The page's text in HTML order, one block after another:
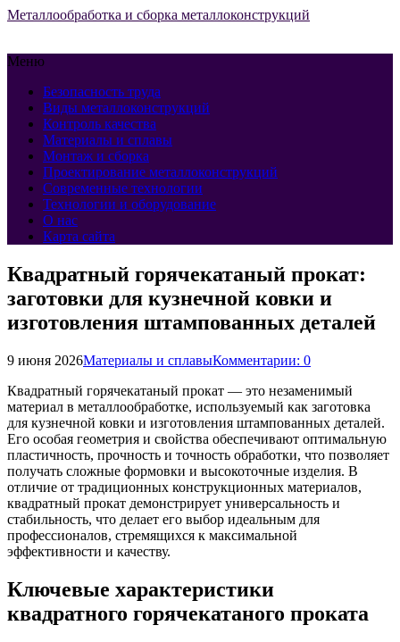
Металлообработка и сборка металлоконструкций
Меню
Безопасность труда
Виды металлоконструкций
Контроль качества
Материалы и сплавы
Монтаж и сборка
Проектирование металлоконструкций
Современные технологии
Технологии и оборудование
О нас
Карта сайта
Квадратный горячекатаный прокат:
заготовки для кузнечной ковки и
изготовления штампованных деталей
9 июня 2026Материалы и сплавыКомментарии: 0
Квадратный горячекатаный прокат — это незаменимый
материал в металлообработке, используемый как заготовка
для кузнечной ковки и изготовления штампованных деталей.
Его особая геометрия и свойства обеспечивают оптимальную
пластичность, прочность и точность обработки, что позволяет
получать сложные формовки и высокоточные изделия. В
отличие от традиционных конструкционных материалов,
квадратный прокат демонстрирует универсальность и
стабильность, что делает его выбор идеальным для
профессионалов, стремящихся к максимальной
эффективности и качеству.
Ключевые характеристики
квадратного горячекатаного проката